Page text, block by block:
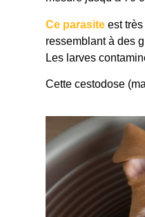
Ce parasite est
ressemblant à des
Les larves
Cette cestodose